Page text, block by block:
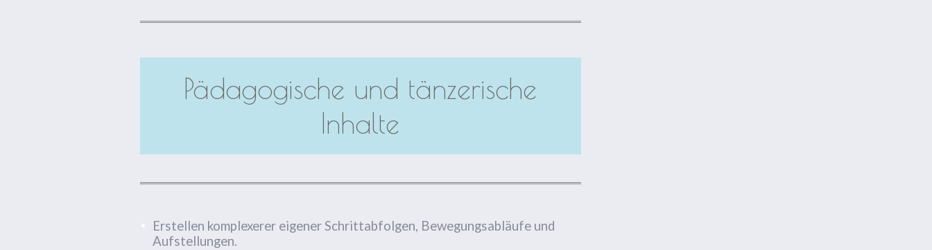
Pädagogische und tänzerische
Inhalte
Erstellen komplexerer eigener Schrittabfolgen, Bewegungsabläufe und
Aufstellungen.